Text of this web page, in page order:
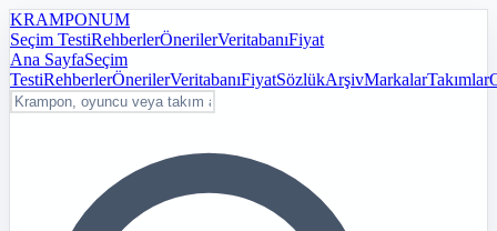
KRAMPONUM
Seçim TestiRehberlerÖnerilerVeritabanıFiyat
Ana SayfaSeçim
TestiRehberlerÖnerilerVeritabanıFiyatSözlükArşivMarkalarTakımlar